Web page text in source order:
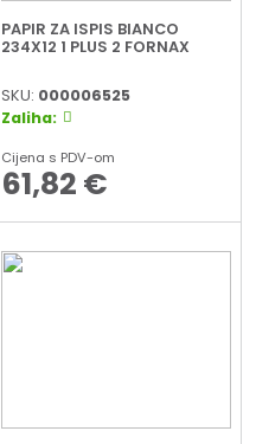
PAPIR ZA ISPIS BIANCO
234X12 1 PLUS 2 FORNAX
SKU: 000006525
Zaliha:
Cijena s PDV-om
61,82 €